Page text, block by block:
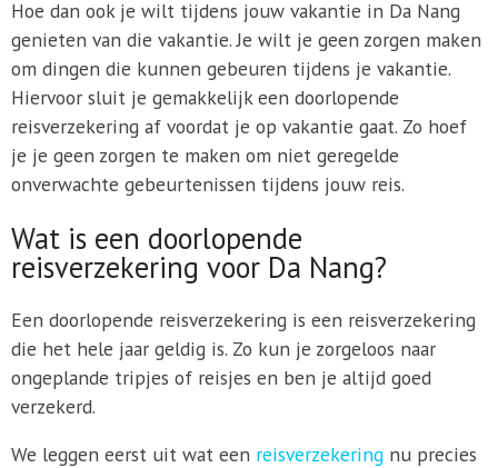
Hoe dan ook je wilt tijdens jouw vakantie in Da Nang
genieten van die vakantie. Je wilt je geen zorgen maken
om dingen die kunnen gebeuren tijdens je vakantie.
Hiervoor sluit je gemakkelijk een doorlopende
reisverzekering af voordat je op vakantie gaat. Zo hoef
je je geen zorgen te maken om niet geregelde
onverwachte gebeurtenissen tijdens jouw reis.
Wat is een doorlopende
reisverzekering voor Da Nang?
Een doorlopende reisverzekering is een reisverzekering
die het hele jaar geldig is. Zo kun je zorgeloos naar
ongeplande tripjes of reisjes en ben je altijd goed
verzekerd.
We leggen eerst uit wat een reisverzekeringnu precies